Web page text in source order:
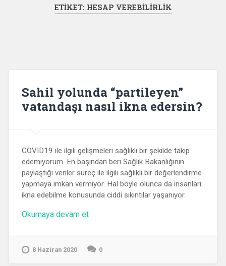
ETIKET: HESAP VEREBILIRLIK
Sahil yolunda “partileyen”
vatandaşı nasıl ikna edersin?
COVID19 ile ilgili gelişmeleri sağlıklı bir şekilde takip
edemiyorum. En başından beri Sağlık Bakanlığının
paylaştığı veriler süreç ile ilgili sağlıklı bir değerlendirme
yapmaya imkan vermiyor. Hal böyle olunca da insanları
ikna edebilme konusunda ciddi sıkıntılar yaşanıyor.
Okumaya devam et“Sahil
nasıl
8 Haziran 2020 0